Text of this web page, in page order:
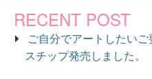
RECENT POST
ご自分でアートしたい
スチップ発売しました。